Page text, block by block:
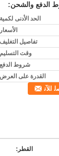
الدفع والشحن:
الحد الأدنى
تفاصيل
وقت
شروط
القدرة على
ﺍﻶﻧ
القطر: